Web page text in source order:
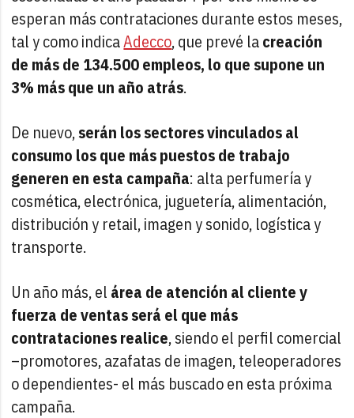
esperan más contrataciones durante estos meses,
tal y como indicaAdecco, que prevé lacreación
de más de 134.500 empleos, lo que supone un
3% más que un año atrás.
De nuevo,serán los sectores vinculados al
consumo los que más puestos de trabajo
generen en esta campaña: alta perfumería y
cosmética, electrónica, juguetería, alimentación,
distribución y retail, imagen y sonido, logística y
transporte.
Un año más, el área de atención al cliente y
fuerza de ventas será el que más
contrataciones realice, siendo el perfil comercial
–promotores, azafatas de imagen, teleoperadores
o dependientes- el más buscado en esta próxima
campaña.